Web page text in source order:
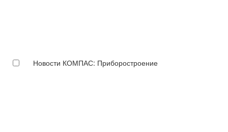
Новости КОМПАС: Приборостроение